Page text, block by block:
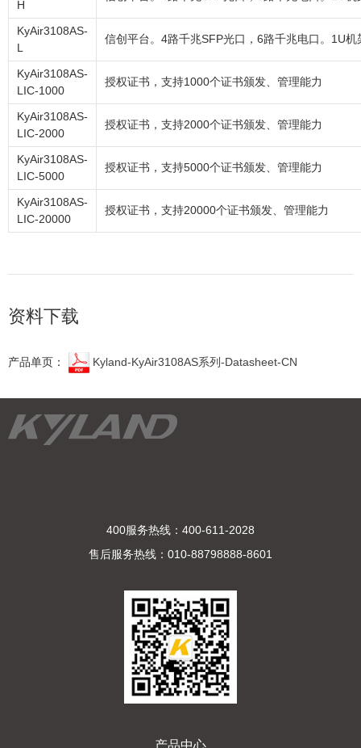
H
KyAir3108AS-
L
信创平台。4路千兆SFP光口，6路千兆电口。1U
KyAir3108AS-
LIC-1000
授权证书，支持1000个证书颁发、管理能力
KyAir3108AS-
LIC-2000
授权证书，支持2000个证书颁发、管理能力
KyAir3108AS-
LIC-5000
授权证书，支持5000个证书颁发、管理能力
KyAir3108AS-
LIC-20000
授权证书，支持20000个证书颁发、管理能力
资料下载
产品单页： Kyland-KyAir3108AS系列-Datasheet-CN
400服务热线：400-611-2028
售后服务热线：010-88798888-8601
产品中心